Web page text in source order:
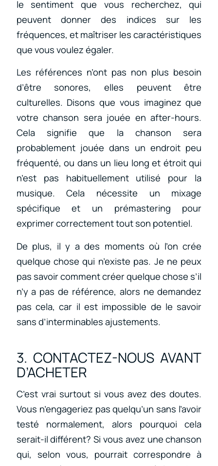
le sentiment que vous recherchez, qui
peuvent donner des indices sur les
fréquences, et maîtriser les caractéristiques
que vous voulez égaler.
Les références n’ont pas non plus besoin
d’être sonores, elles peuvent être
culturelles. Disons que vous imaginez que
votre chanson sera jouée en after-hours.
Cela signifie que la chanson sera
probablement jouée dans un endroit peu
fréquenté, ou dans un lieu long et étroit qui
n’est pas habituellement utilisé pour la
musique. Cela nécessite un mixage
spécifique et un prémastering pour
exprimer correctement tout son potentiel.
De plus, il y a des moments où l’on crée
quelque chose qui n’existe pas. Je ne peux
pas savoir comment créer quelque chose s’il
n’y a pas de référence, alors ne demandez
pas cela, car il est impossible de le savoir
sans d’interminables ajustements.
3. CONTACTEZ-NOUS AVANT
D’ACHETER
C’est vrai surtout si vous avez des doutes.
Vous n’engageriez pas quelqu’un sans l’avoir
testé normalement, alors pourquoi cela
serait-il différent? Si vous avez une chanson
qui, selon vous, pourrait correspondre à